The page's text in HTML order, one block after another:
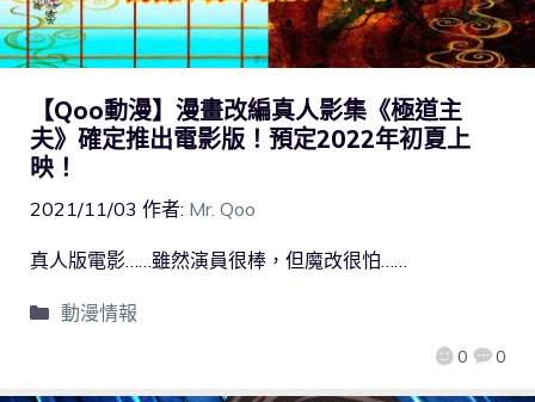
【Qoo動漫】漫畫改編真人影集《極道主
夫》確定推出電影版！預定2022年初夏上
映！
2021/11/03 作者: Mr. Qoo
0 0
真人版電影……雖然演員很棒，但魔改很怕……
動漫情報